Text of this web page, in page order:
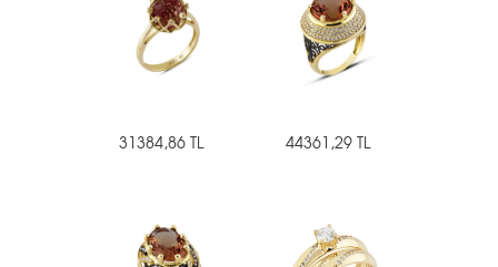
31384,86 TL 44361,29 TL